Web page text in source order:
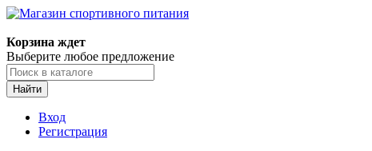
Корзина ждет
Выберите любое предложение
Найти
Вход
Регистрация